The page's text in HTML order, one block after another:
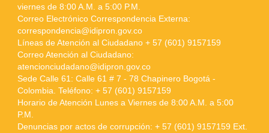
viernes de 8:00 A.M. a 5:00 P.M.
Correo Electrónico Correspondencia Externa:
correspondencia@idipron.gov.co
Líneas de Atención al Ciudadano + 57 (601) 9157159
Correo Atención al Ciudadano:
atencionciudadano@idipron.gov.co
Sede Calle 61: Calle 61 # 7 - 78 Chapinero Bogotá -
Colombia. Teléfono: + 57 (601) 9157159
Horario de Atención Lunes a Viernes de 8:00 A.M. a 5:00
P.M.
Denuncias por actos de corrupción: + 57 (601) 9157159 Ext.